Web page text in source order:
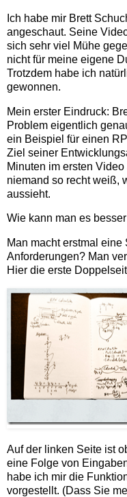
Ich habe mir Brett
angeschaut. Seine
sich sehr viel Mühe
nicht für meine eigene
Trotzdem habe ich
gewonnen.
Mein erster Eindruck:
Problem eigentlich
ein Beispiel für einen
Ziel seiner
Minuten im ersten
niemand so recht weiß,
aussieht.
Wie kann man es
Man macht erstmal
Anforderungen? Man
Hier die erste
Auf der linken Seite ist
eine Folge von
habe ich mir die
vorgestellt. (Dass Sie